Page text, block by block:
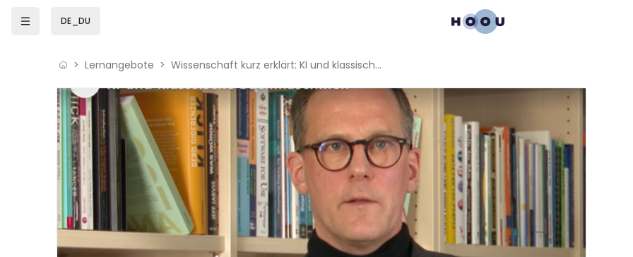
DE_DU
Lernangebote Wissenschaft kurz erklärt: KI und klassische Suchmaschinen